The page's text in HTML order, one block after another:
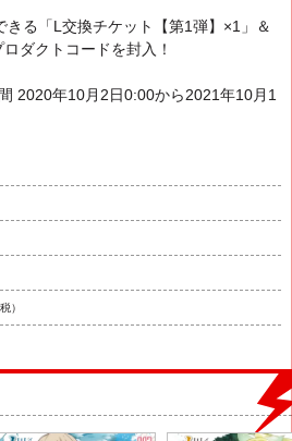
る「L交換チケット【第1弾】×1」＆
ダクトコードを封入！
2020年10月2日0:00から2021年10月1
）